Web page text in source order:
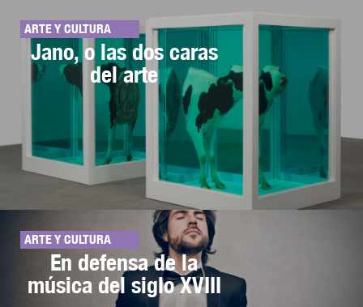
ARTE Y CULTURA
Jano, o las dos caras
del arte
ARTE Y CULTURA
En defensa de la
música del siglo XVIII